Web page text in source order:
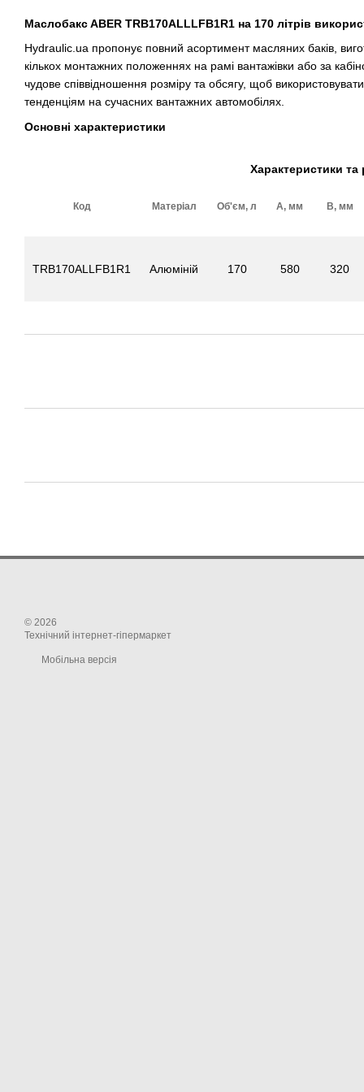
Маслобакc ABER TRB170ALLLFB1R1 на 170 літрів
Hydraulic.ua пропонує повний асортимент масляних баків,
кількох монтажних положеннях на рамі вантажівки або за
чудове співвідношення розміру та обсягу, щоб
тенденціям на сучасних вантажних автомобілях.
Основні характеристики
Характеристики та
Код Матеріал Об'єм, л А, мм В, мм
TRB170ALLFB1R1 Алюміній 170 580 320
© 2026
Технічний інтернет-гіпермаркет
Мобільна версія